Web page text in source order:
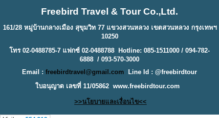
Freebird Travel & Tour Co.,Ltd.
161/28 หมู่บ้านกลางเมือง สุขุมวิท 77 แขวงสวนหลวง เขตสวนหลวง กรุงเทพฯ
10250
โทร 02-0488785-7 แฟกซ์ 02-0488788 Hotline: 085-1511000 / 094-782-
6888 / 093-570-3000
Email : freebirdtravel@gmail.com
Line Id : @freebirdtour
ใบอนุญาต เลขที่ 11/05862 www.freebirdtour.com
>>นโยบายและเงื่อนไข<<